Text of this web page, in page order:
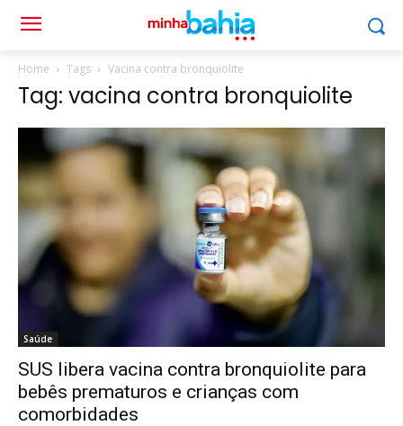
Home Tags Vacina contra bronquiolite
Tag: vacina contra bronquiolite
Saúde
SUS libera vacina contra bronquiolite para
bebês prematuros e crianças com
comorbidades